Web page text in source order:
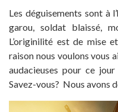
Les déguisements sont à
garou, soldat blaissé,
L’originilité est de mise
raison nous voulons vous
audacieuses pour ce
Savez-vous? Nous avons